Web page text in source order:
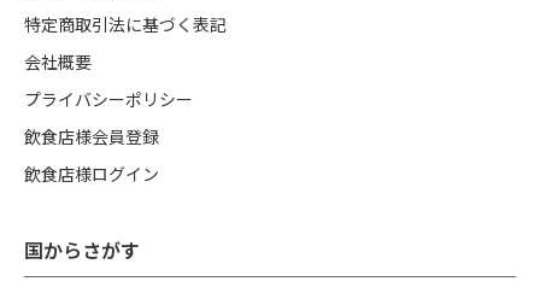
国からさがす
特定商取引法に基づく表記
会社概要
プライバシーポリシー
飲食店様会員登録
飲食店様ログイン